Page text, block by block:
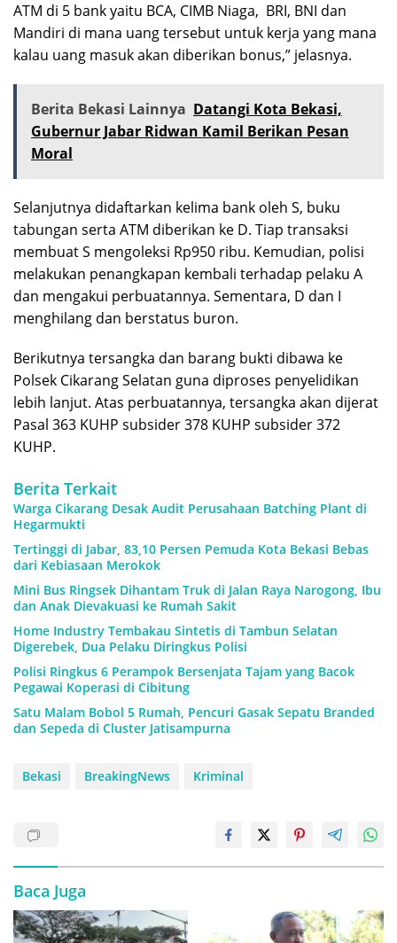
ATM di 5 bank yaitu BCA, CIMB Niaga, BRI, BNI dan
Mandiri di mana uang tersebut untuk kerja yang mana
kalau uang masuk akan diberikan bonus,” jelasnya.
Berita Bekasi Lainnya Datangi Kota Bekasi,
Gubernur Jabar Ridwan Kamil Berikan Pesan
Moral
Selanjutnya didaftarkan kelima bank oleh S, buku
tabungan serta ATM diberikan ke D. Tiap transaksi
membuat S mengoleksi Rp950 ribu. Kemudian, polisi
melakukan penangkapan kembali terhadap pelaku A
dan mengakui perbuatannya. Sementara, D dan I
menghilang dan berstatus buron.
Berikutnya tersangka dan barang bukti dibawa ke
Polsek Cikarang Selatan guna diproses penyelidikan
lebih lanjut. Atas perbuatannya, tersangka akan dijerat
Pasal 363 KUHP subsider 378 KUHP subsider 372
KUHP.
Berita Terkait
Warga Cikarang Desak Audit Perusahaan Batching Plant di
Hegarmukti
Tertinggi di Jabar, 83,10 Persen Pemuda Kota Bekasi Bebas
dari Kebiasaan Merokok
Mini Bus Ringsek Dihantam Truk di Jalan Raya Narogong, Ibu
dan Anak Dievakuasi ke Rumah Sakit
Home Industry Tembakau Sintetis di Tambun Selatan
Digerebek, Dua Pelaku Diringkus Polisi
Polisi Ringkus 6 Perampok Bersenjata Tajam yang Bacok
Pegawai Koperasi di Cibitung
Satu Malam Bobol 5 Rumah, Pencuri Gasak Sepatu Branded
dan Sepeda di Cluster Jatisampurna
Bekasi BreakingNews Kriminal
Baca Juga